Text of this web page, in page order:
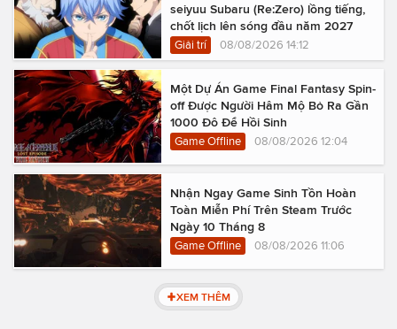
seiyuu Subaru (Re:Zero) lồng tiếng,
chốt lịch lên sóng đầu năm 2027
Giải trí 08/08/2026 14:12
Một Dự Án Game Final Fantasy Spin-
off Được Người Hâm Mộ Bỏ Ra Gần
1000 Đô Để Hồi Sinh
Game Offline 08/08/2026 12:04
Nhận Ngay Game Sinh Tồn Hoàn
Toàn Miễn Phí Trên Steam Trước
Ngày 10 Tháng 8
Game Offline 08/08/2026 11:06
XEM THÊM